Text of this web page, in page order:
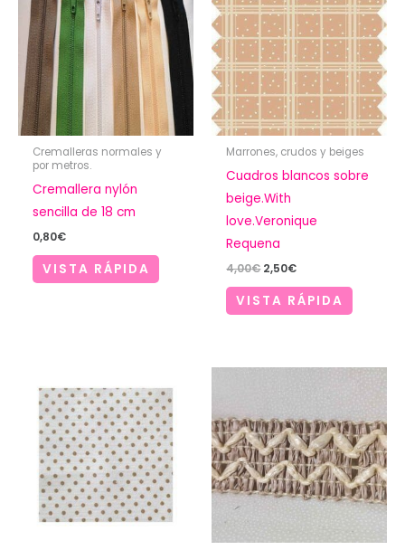
Cremalleras normales y
por metros.
Cremallera nylón
sencilla de 18 cm
0,80€
VISTA RÁPIDA
Marrones, crudos y beiges
Cuadros blancos sobre
beige.With
love.Veronique
Requena
4,00€ El
original
2,50€El
actual
VISTA RÁPIDA